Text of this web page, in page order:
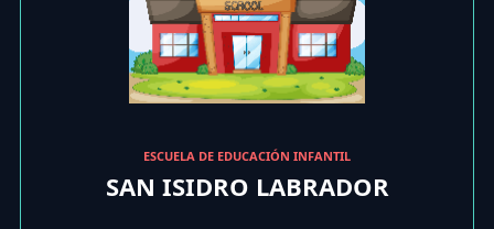
ESCUELA DE EDUCACIÓN INFANTIL
SAN ISIDRO LABRADOR